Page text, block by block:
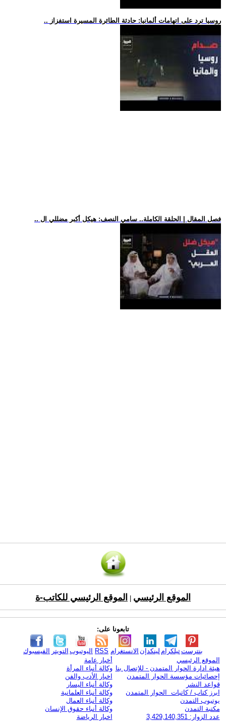
.. روسيا ترد على اتهامات ألمانيا: حادثة الطائرة المسيرة استفزاز
.. فصل المقال | الحلقة الكاملة.. سامي النصف: هيكل أكبر مضللي ال
الموقع الرئيسي الموقع الرئيسي للكاتب-ة
تابعونا على:
الفيسبوك التويتر اليوتيوب RSS الانستغرام لينكدإن تيلكرامبنترست
الموقع الرئيسي
هيئة ادارة الحوار المتمدن - للإتصال بنا
إحصائيات مؤسسة الحوار المتمدن
قواعد النشر
ابرز كتاب / كاتبات الحوار المتمدن
يوتيوب التمدن
مكتبة التمدن
عدد الزوار: 3,429,140,351
أخبار عامة
وكالة أنباء المرأة
اخبار الأدب والفن
وكالة أنباء اليسار
وكالة أنباء العلمانية
وكالة أنباء العمال
وكالة أنباء حقوق الإنسان
اخبار الرياضة